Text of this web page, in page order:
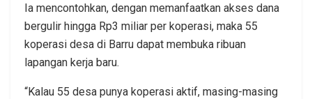
Ia mencontohkan, dengan memanfaatkan akses dana
bergulir hingga Rp3 miliar per koperasi, maka 55
koperasi desa di Barru dapat membuka ribuan
lapangan kerja baru.
“Kalau 55 desa punya koperasi aktif, masing-masing